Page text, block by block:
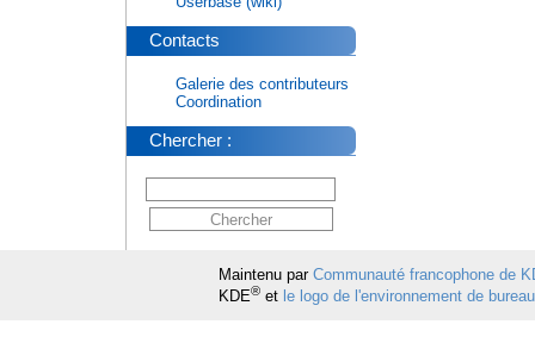
Contacts
Galerie des contributeurs
Coordination
Chercher :
Maintenu par Communauté francophone de
KDE®et le logo de l'environnement de